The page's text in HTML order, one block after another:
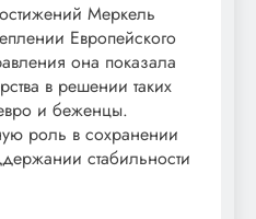
Меркель
Европейского
она показала
в решении таких
и беженцы.
роль в сохранении
стабильности